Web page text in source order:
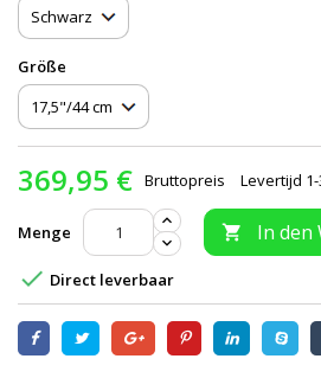
Größe
369,95 € Bruttopreis Levertijd
Menge  In den
 Direct leverbaar